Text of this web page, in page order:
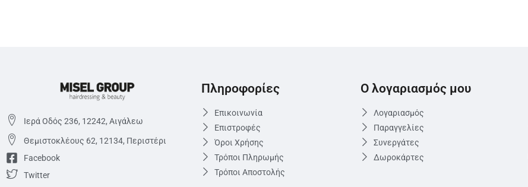
Ιερά Οδός 236, 12242, Αιγάλεω
Θεμιστoκλέους 62, 12134, Περιστέρι
Facebook
Twitter
Πληροφορίες
Επικοινωνία
Επιστροφές
Όροι Χρήσης
Τρόποι Πληρωμής
Τρόποι Αποστολής
Ο λογαριασμός μου
Λογαριασμός
Παραγγελίες
Συνεργάτες
Δωροκάρτες